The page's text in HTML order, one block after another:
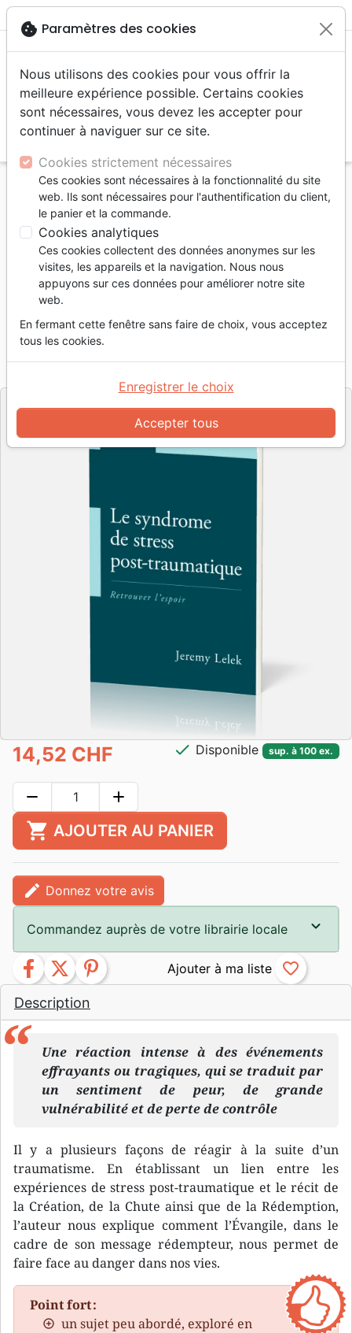
menu
Accueil Livres Santé
Psychologie
Syndrome de stress post-traumatique (Le) -
Retrouver l'espoir
Le syndrome de stress post-
traumatique
Retrouver l'espoir
Auteur :Jeremy Lelek
Description
Une réaction intense à des événements
effrayants ou tragiques, qui se traduit par
un sentiment de peur, de grande
vulnérabilité et de perte de contrôle
Il y a plusieurs façons de réagir à la suite d’un
traumatisme. En établissant un lien entre les
expériences de stress post-traumatique et le récit de
la Création, de la Chute ainsi que de la Rédemption,
l’auteur nous explique comment l’Évangile, dans le
cadre de son message rédempteur, nous permet de
faire face au danger dans nos vies.
Point fort :
un sujet peu abordé, exploré en
14,52 CHF check Disponible sup. à 100 ex.
remove add
shopping_cart AJOUTER AU PANIER
edit Donnez votre avis
Commandez auprès de votre librairie locale
facebook twitter pinterest favorite_border
cookie Paramètres des cookies
Nous utilisons des cookies pour vous offrir la
meilleure expérience possible. Certains cookies
sont nécessaires, vous devez les accepter pour
continuer à naviguer sur ce site.
Cookies strictement nécessaires
Ces cookies sont nécessaires à la fonctionnalité du site
web. Ils sont nécessaires pour l'authentification du client,
le panier et la commande.
Cookies analytiques
Ces cookies collectent des données anonymes sur les
visites, les appareils et la navigation. Nous nous
appuyons sur ces données pour améliorer notre site
web.
En fermant cette fenêtre sans faire de choix, vous acceptez
tous les cookies.
Accepter tous
Enregistrer le choix